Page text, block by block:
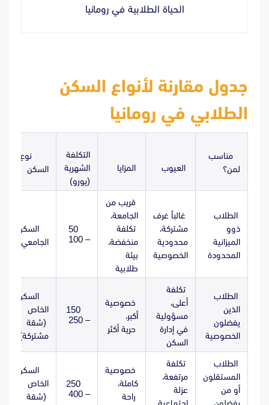
الحياة الطلابية في رومانيا
جدول مقارنة لأنواع السكن
الطلابي في رومانيا
مناسب
لمن؟
العيوب المزايا
التكلفة
الشهرية
(يورو)
نوع
السكن
الطلاب
ذوو
الميزانية
المحدودة
غالباً غرف
مشتركة،
محدودية
الخصوصية
قريب من
الجامعة،
تكلفة
منخفضة،
بيئة
طلابية
50
– 100
السكن
الجامعي
الطلاب
الذين
يفضلون
الخصوصية
تكلفة
أعلى،
مسؤولية
في إدارة
السكن
خصوصية
أكبر،
حرية أكثر
150
– 250
السكن
الخاص
(شقة
مشتركة)
الطلاب
المستقلون
أو من
يفضلون
تكلفة
مرتفعة،
عزلة
اجتماعية
خصوصية
كاملة،
راحة
250
– 400
السكن
الخاص
(شقة